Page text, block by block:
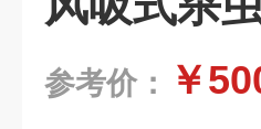
参考价： ￥